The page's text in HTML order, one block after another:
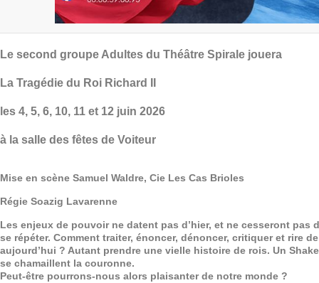
Le second groupe Adultes du Théâtre Spirale jouera
La Tragédie du Roi Richard II
les 4, 5, 6, 10, 11 et 12 juin 2026
à la salle des fêtes de Voiteur
Mise en scène Samuel Waldre, Cie Les Cas Brioles
Régie Soazig Lavarenne
Les enjeux de pouvoir ne datent pas d’hier, et ne cesseront pas
se répéter. Comment traiter, énoncer, dénoncer, critiquer et rire
aujourd’hui ? Autant prendre une vielle histoire de rois. Un
se chamaillent la couronne.
Peut-être pourrons-nous alors plaisanter de notre monde ?